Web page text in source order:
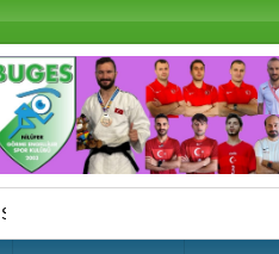
Çifte Avrupa Şampiyonu Millilerimiz